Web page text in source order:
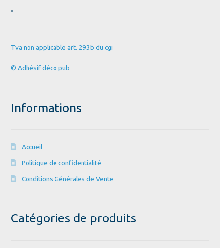
.
Tva non applicable art. 293b du cgi
© Adhésif déco pub
Informations
Accueil
Politique de confidentialité
Conditions Générales de Vente
Catégories de produits